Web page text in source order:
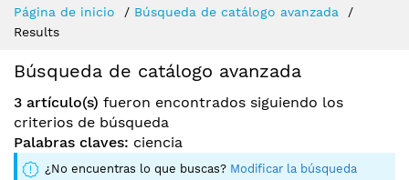
Content
Página de inicio
Búsqueda de catálogo avanzada
Results
Búsqueda de catálogo avanzada
3 artículo(s) fueron encontrados siguiendo los
criterios de búsqueda
Palabras claves: ciencia
¿No encuentras lo que buscas? Modificar la búsqueda